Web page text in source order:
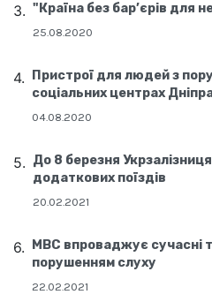
"Країна без бар’єрів для
25.08.2020
Пристрої для людей з
соціальних центрах
04.08.2020
До 8 березня
додаткових поїздів
20.02.2021
МВС впроваджує сучасні
порушенням слуху
22.02.2021